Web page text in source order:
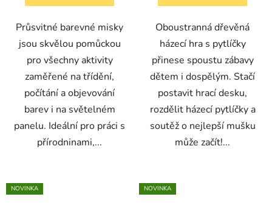
Průsvitné barevné misky
jsou skvělou pomůckou
pro všechny aktivity
zaměřené na třídění,
počítání a objevování
barev i na světelném
panelu. Ideální pro práci s
přírodninami,...
Oboustranná dřevěná
házecí hra s pytlíčky
přinese spoustu zábavy
dětem i dospělým. Stačí
postavit hrací desku,
rozdělit házecí pytlíčky a
soutěž o nejlepší mušku
může začít!...
NOVINKA NOVINKA